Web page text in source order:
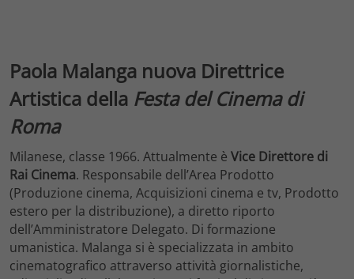
Paola Malanga nuova Direttrice
Artistica della Festa del Cinema di
Roma
Milanese, classe 1966. Attualmente è Vice Direttore di
Rai Cinema. Responsabile dell’Area Prodotto
(Produzione cinema, Acquisizioni cinema e tv, Prodotto
estero per la distribuzione), a diretto riporto
dell’Amministratore Delegato. Di formazione
umanistica. Malanga si è specializzata in ambito
cinematografico attraverso attività giornalistiche,